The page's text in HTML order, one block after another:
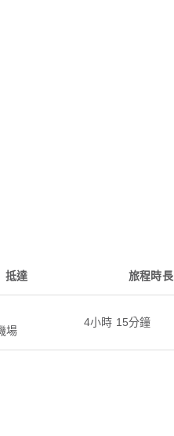
抵達 旅程時長
場
4小時 15分鐘